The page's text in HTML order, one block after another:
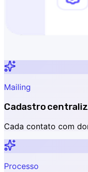
Mailing
Cadastro
Cada contato com
Processo